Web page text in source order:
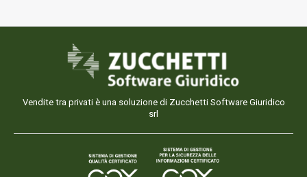
Vendite tra privati è una soluzione di Zucchetti Software Giuridico
srl